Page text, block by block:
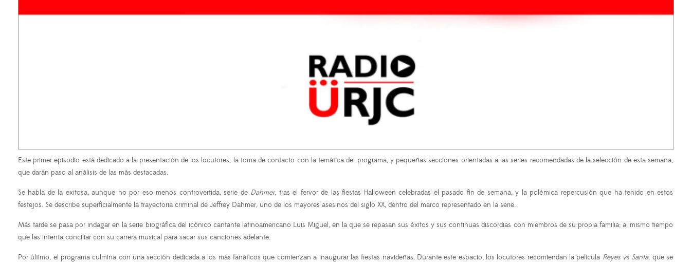
Este primer episodio está dedicado a la presentación de los locutores, la toma de contacto con la temática del programa, y pequeñas secciones orientadas a las series recomendadas de la selección de esta semana,
que darán paso al análisis de las más destacadas.
Se habla de la exitosa, aunque no por eso menos controvertida, serie de Dahmer, tras el fervor de las fiestas Halloween celebradas el pasado fin de semana, y la polémica repercusión que ha tenido en estos
festejos. Se describe superficialmente la trayectoria criminal de Jeffrey Dahmer, uno de los mayores asesinos del siglo XX, dentro del marco representado en la serie.
Más tarde se pasa por indagar en la serie biográfica del icónico cantante latinoamericano Luis Miguel, en la que se repasan sus éxitos y sus continuas discordias con miembros de su propia familia; al mismo tiempo
que las intenta conciliar con su carrera musical para sacar sus canciones adelante.
Por último, el programa culmina con una sección dedicada a los más fanáticos que comienzan a inaugurar las fiestas navideñas. Durante este espacio, los locutores recomiendan la película Reyes vs Santa, que se